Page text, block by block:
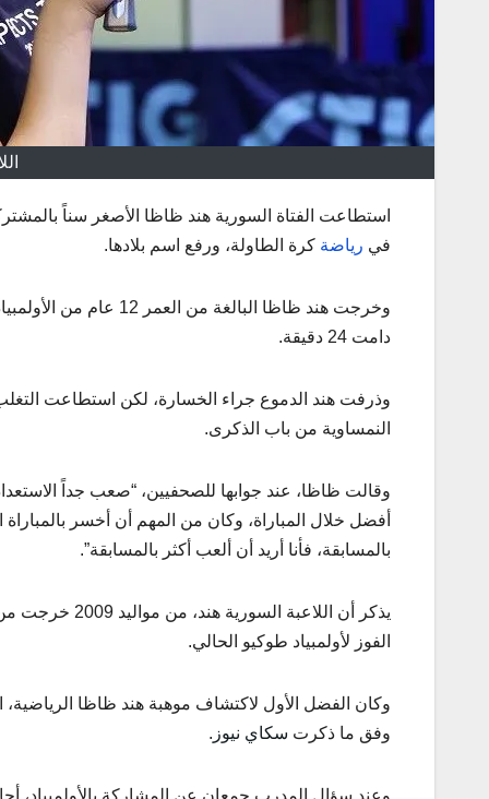
استطاعت الفتاة السورية هند ظاظا الأصغر سناً
في رياضة كرة الطاولة، ورفع اسم بلادها.
دامت 24 دقيقة.
وذرفت هند الدموع جراء الخسارة، لكن استطاعت
النمساوية من باب الذكرى.
وقالت ظاظا، عند جوابها للصحفيين، “صعب جداً
أفضل خلال المباراة، وكان من المهم أن أخسر
بالمسابقة، فأنا أريد أن ألعب أكثر بالمسابقة”.
يذكر أن
الفوز لأولمبياد طوكيو الحالي.
وفق ما ذكرت سكاي نيوز .